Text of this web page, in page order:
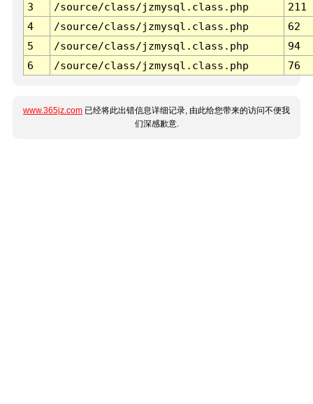
3 /source/class/jzmysql.class.php
211
4
/source/class/jzmysql.class.php
62
5
/source/class/jzmysql.class.php
94
6
/source/class/jzmysql.class.php 76
www.365jz.com 已经将此出错信息详细记录, 由此给您带来的访问不便我
们深感歉意.